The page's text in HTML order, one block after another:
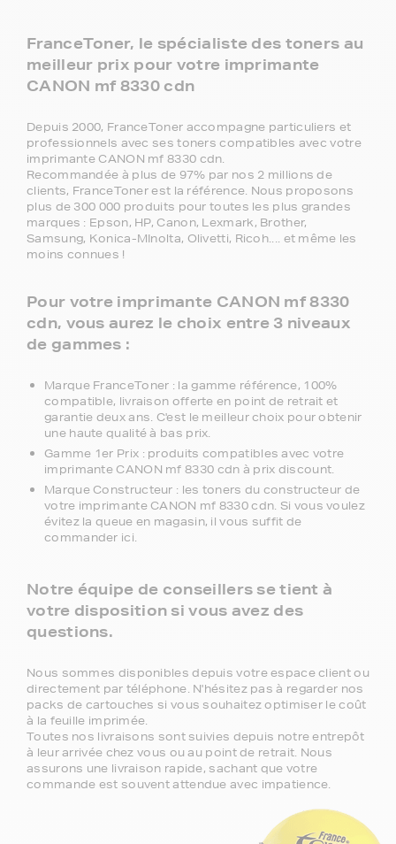
FranceToner, le spécialiste des toners au
meilleur prix pour votre imprimante
CANON mf 8330 cdn
Depuis 2000, FranceToner accompagne particuliers et
professionnels avec ses toners compatibles avec votre
imprimante CANON mf 8330 cdn.
Recommandée à plus de 97% par nos 2 millions de
clients, FranceToner est la référence. Nous proposons
plus de 300 000 produits pour toutes les plus grandes
marques : Epson, HP, Canon, Lexmark, Brother,
Samsung, Konica-MInolta, Olivetti, Ricoh.... et même les
moins connues !
Pour votre imprimante CANON mf 8330
cdn, vous aurez le choix entre 3 niveaux
de gammes :
Marque FranceToner : la gamme référence, 100%
compatible, livraison offerte en point de retrait et
garantie deux ans. C'est le meilleur choix pour obtenir
une haute qualité à bas prix.
Gamme 1er Prix : produits compatibles avec votre
imprimante CANON mf 8330 cdn à prix discount.
Marque Constructeur : les toners du constructeur de
votre imprimante CANON mf 8330 cdn. Si vous voulez
évitez la queue en magasin, il vous suffit de
commander ici.
Notre équipe de conseillers se tient à
votre disposition si vous avez des
questions.
Nous sommes disponibles depuis votre espace client ou
directement par téléphone. N'hésitez pas à regarder nos
packs de cartouches si vous souhaitez optimiser le coût
à la feuille imprimée.
Toutes nos livraisons sont suivies depuis notre entrepôt
à leur arrivée chez vous ou au point de retrait. Nous
assurons une livraison rapide, sachant que votre
commande est souvent attendue avec impatience.